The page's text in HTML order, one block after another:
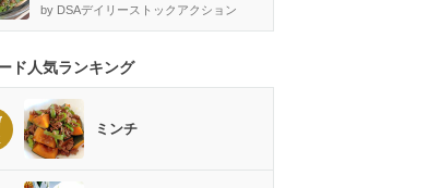
by DSAデイリーストックアクション
ド人気ランキング
ミンチ